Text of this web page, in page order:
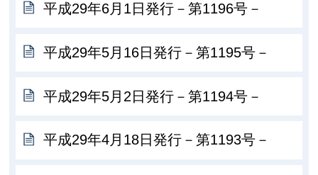
平成29年6月1日発行－第1196号－
平成29年5月16日発行－第1195号－
平成29年5月2日発行－第1194号－
平成29年4月18日発行－第1193号－